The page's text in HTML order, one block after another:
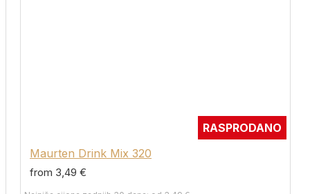
RASPRODANO
Maurten Drink Mix 320
from 3,49 €